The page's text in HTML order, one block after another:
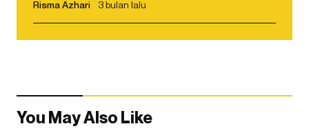
Risma Azhari 3 bulan lalu
You May Also Like